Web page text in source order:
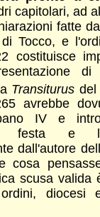
capitolari, ad
fatte
Tocco, e
costituisce
Transiturus del
avrebbe
IV e
festa e
dall'autore
cosa
scusa valida
diocesi